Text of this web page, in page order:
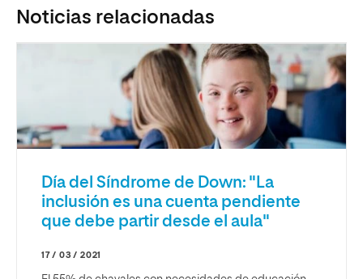
Noticias relacionadas
Día del Síndrome de Down: "La
inclusión es una cuenta pendiente
que debe partir desde el aula"
17 / 03 / 2021